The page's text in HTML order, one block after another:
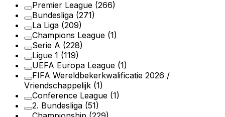
Premier League (266)
Bundesliga (271)
La Liga (209)
Champions League (1)
Serie A (228)
Ligue 1 (119)
UEFA Europa League (1)
FIFA Wereldbekerkwalificatie 2026 /
Vriendschappelijk (1)
Conference League (1)
2. Bundesliga (51)